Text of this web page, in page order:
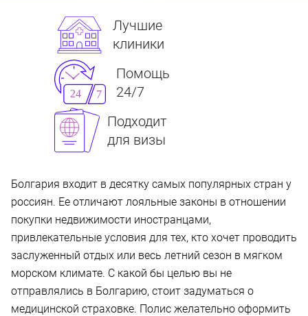
Лучшие
клиники
Помощь
24/7
Подходит
для визы
Болгария входит в десятку самых популярных стран у
россиян. Ее отличают лояльные законы в отношении
покупки недвижимости иностранцами,
привлекательные условия для тех, кто хочет проводить
заслуженный отдых или весь летний сезон в мягком
морском климате. С какой бы целью вы не
отправлялись в Болгарию, стоит задуматься о
медицинской страховке. Полис желательно оформить